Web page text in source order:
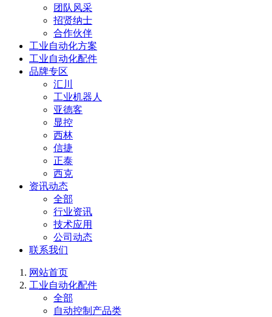
团队风采
招贤纳士
合作伙伴
工业自动化方案
工业自动化配件
品牌专区
汇川
工业机器人
亚德客
显控
西林
信捷
正泰
西克
资讯动态
全部
行业资讯
技术应用
公司动态
联系我们
网站首页
工业自动化配件
全部
自动控制产品类